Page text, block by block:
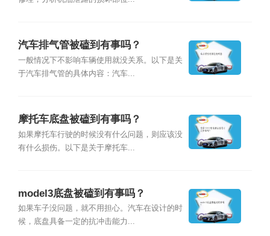
汽车排气管被磕到有事吗？
一般情况下不影响车辆使用就没关系。以下是关
于汽车排气管的具体内容：汽车...
摩托车底盘被磕到有事吗？
如果摩托车行驶的时候没有什么问题，则应该没
有什么损伤。以下是关于摩托车...
model3底盘被磕到有事吗？
如果车子没问题，就不用担心。汽车在设计的时
候，底盘具备一定的抗冲击能力...